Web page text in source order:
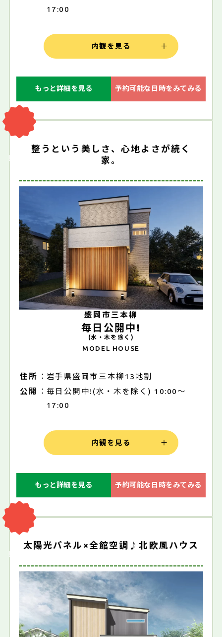
17:00
内観を見る
もっと詳細を見る 予約可能な日時をみてみる
整うという美しさ、心地よさが続く
家。
盛岡市三本柳
毎日公開中!
(水・木を除く)
MODEL HOUSE
住所
岩手県盛岡市三本柳13地割
公開
毎日公開中!(水・木を除く) 10:00～
17:00
内観を見る
もっと詳細を見る 予約可能な日時をみてみる
販売中
太陽光パネル×全館空調♪北欧風ハウス